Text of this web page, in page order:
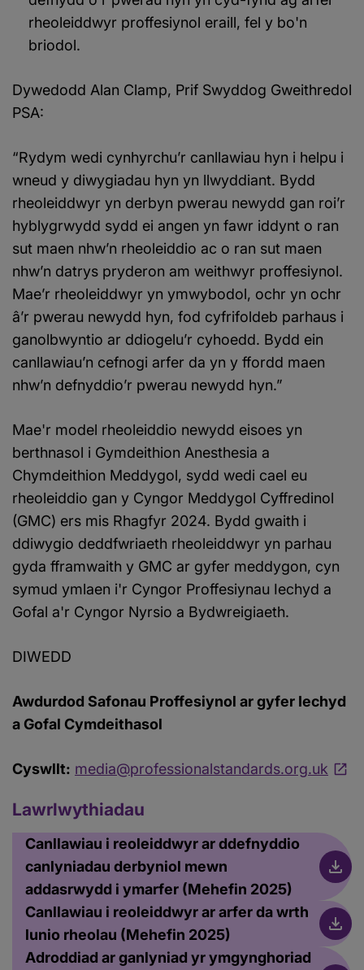
rheoleiddwyr proffesiynol eraill, fel y bo'n
briodol.
Dywedodd Alan Clamp, Prif Swyddog Gweithredol
PSA:
“Rydym wedi cynhyrchu’r canllawiau hyn i helpu i
wneud y diwygiadau hyn yn llwyddiant. Bydd
rheoleiddwyr yn derbyn pwerau newydd gan roi’r
hyblygrwydd sydd ei angen yn fawr iddynt o ran
sut maen nhw’n rheoleiddio ac o ran sut maen
nhw’n datrys pryderon am weithwyr proffesiynol.
Mae’r rheoleiddwyr yn ymwybodol, ochr yn ochr
â’r pwerau newydd hyn, fod cyfrifoldeb parhaus i
ganolbwyntio ar ddiogelu’r cyhoedd. Bydd ein
canllawiau’n cefnogi arfer da yn y ffordd maen
nhw’n defnyddio’r pwerau newydd hyn.”
Mae'r model rheoleiddio newydd eisoes yn
berthnasol i Gymdeithion Anesthesia a
Chymdeithion Meddygol, sydd wedi cael eu
rheoleiddio gan y Cyngor Meddygol Cyffredinol
(GMC) ers mis Rhagfyr 2024. Bydd gwaith i
ddiwygio deddfwriaeth rheoleiddwyr yn parhau
gyda fframwaith y GMC ar gyfer meddygon, cyn
symud ymlaen i'r Cyngor Proffesiynau Iechyd a
Gofal a'r Cyngor Nyrsio a Bydwreigiaeth.
DIWEDD
Awdurdod Safonau Proffesiynol ar gyfer Iechyd
a Gofal Cymdeithasol
Cyswllt: media@professionalstandards.org.uk
Lawrlwythiadau
Canllawiau i reoleiddwyr ar ddefnyddio
canlyniadau derbyniol mewn
addasrwydd i ymarfer (Mehefin 2025)
Canllawiau i reoleiddwyr ar arfer da wrth
lunio rheolau (Mehefin 2025)
Adroddiad ar ganlyniad yr ymgynghoriad